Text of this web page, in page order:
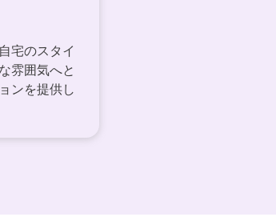
宅のスタイ
雰囲気へと
ンを提供し